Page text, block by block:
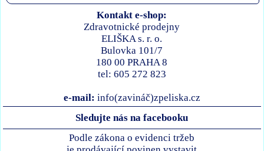
Kontakt e-shop:
Zdravotnické prodejny
ELIŠKA s. r. o.
Bulovka 101/7
180 00 PRAHA 8
tel: 605 272 823
e-mail: info(zavináč)zpeliska.cz
Sledujte nás na facebooku
Podle zákona o evidenci tržeb